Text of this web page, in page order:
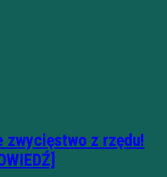
zwycięstwo z rzędu!